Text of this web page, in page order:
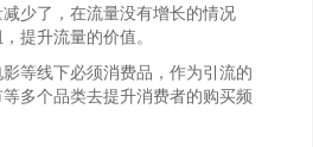
少了，在流量没有增长的情况
提升流量的价值。
等线下必须消费品，作为引流的
多个品类去提升消费者的购买频